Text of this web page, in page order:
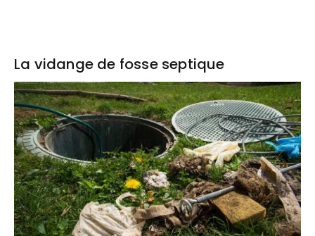
La vidange de fosse septique